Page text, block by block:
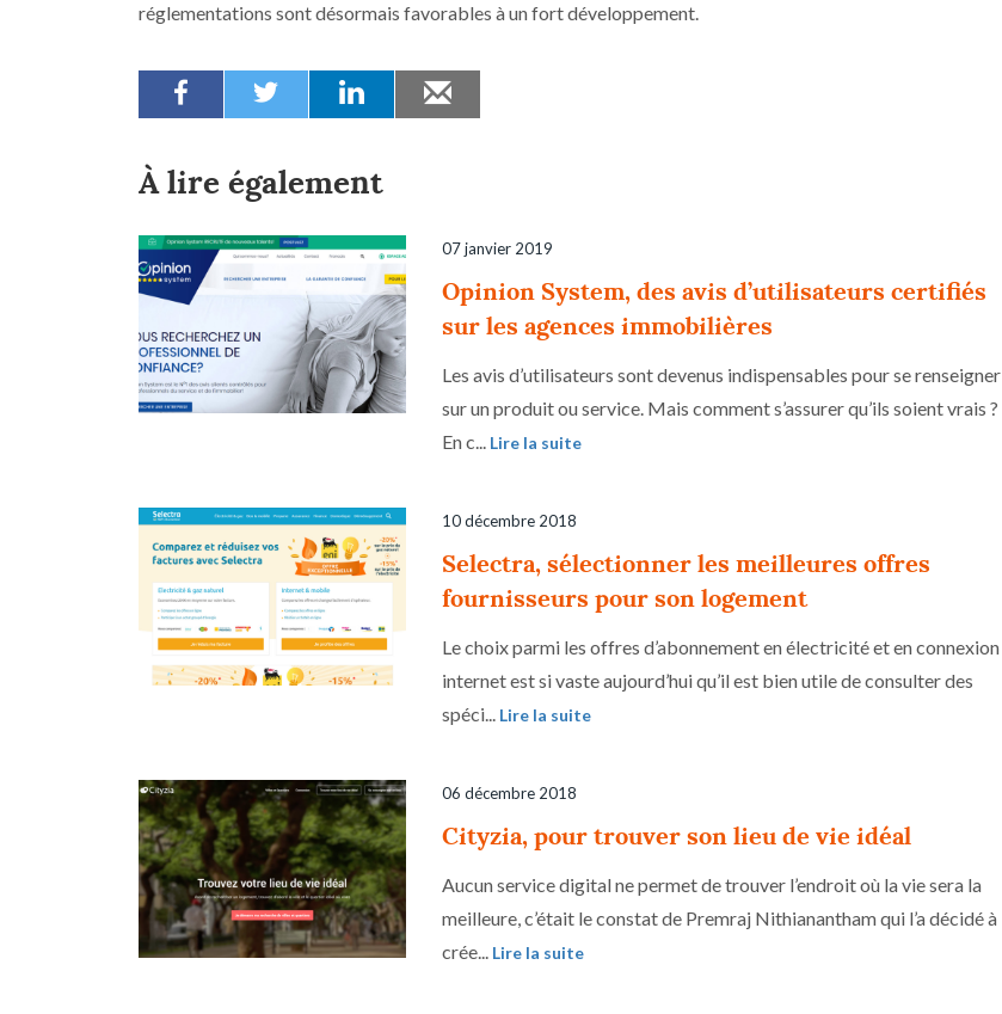
réglementations sont désormais favorables à un fort développement.
À lire également
07 janvier 2019
Opinion System, des avis d’utilisateurs certifiés
sur les agences immobilières
Les avis d’utilisateurs sont devenus indispensables pour se renseigner
sur un produit ou service. Mais comment s’assurer qu’ils soient vrais ?
En c... Lire la suite
10 décembre 2018
Selectra, sélectionner les meilleures offres
fournisseurs pour son logement
Le choix parmi les offres d’abonnement en électricité et en connexion
internet est si vaste aujourd’hui qu’il est bien utile de consulter des
spéci... Lire la suite
06 décembre 2018
Cityzia, pour trouver son lieu de vie idéal
Aucun service digital ne permet de trouver l’endroit où la vie sera la
meilleure, c’était le constat de Premraj Nithianantham qui l’a décidé à
crée... Lire la suite